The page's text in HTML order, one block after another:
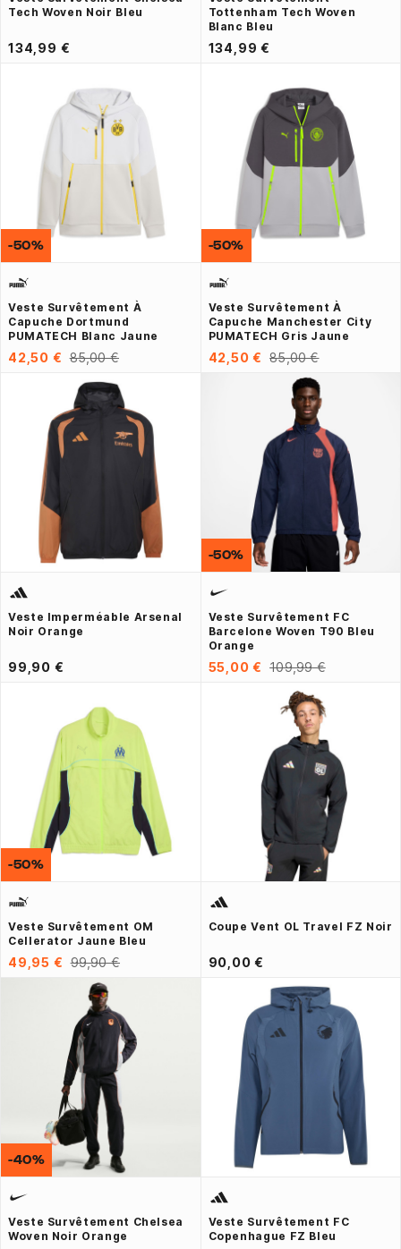
Tech Woven Noir Bleu
134,99 €
Tottenham Tech Woven
Blanc Bleu
134,99 €
Veste Survêtement À
Capuche Dortmund
PUMATECH Blanc Jaune
42,50 € 85,00 €
-50%
Veste Survêtement À
Capuche Manchester City
PUMATECH Gris Jaune
42,50 € 85,00 €
-50%
Veste Imperméable Arsenal
Noir Orange
99,90 €
Veste Survêtement FC
Barcelone Woven T90 Bleu
Orange
55,00 € 109,99 €
-50%
Veste Survêtement OM
Cellerator Jaune Bleu
49,95 € 99,90 €
-50%
Coupe Vent OL Travel FZ Noir
90,00 €
Veste Survêtement Chelsea
Woven Noir Orange
-40%
Veste Survêtement FC
Copenhague FZ Bleu